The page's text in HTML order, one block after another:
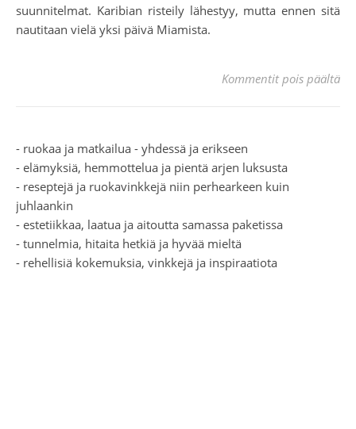
suunnitelmat. Karibian risteily lähestyy, mutta ennen sitä
nautitaan vielä yksi päivä Miamista.
Kommentit pois päältä
- ruokaa ja matkailua - yhdessä ja erikseen
- elämyksiä, hemmottelua ja pientä arjen luksusta
- reseptejä ja ruokavinkkejä niin perhearkeen kuin
juhlaankin
- estetiikkaa, laatua ja aitoutta samassa paketissa
- tunnelmia, hitaita hetkiä ja hyvää mieltä
- rehellisiä kokemuksia, vinkkejä ja inspiraatiota